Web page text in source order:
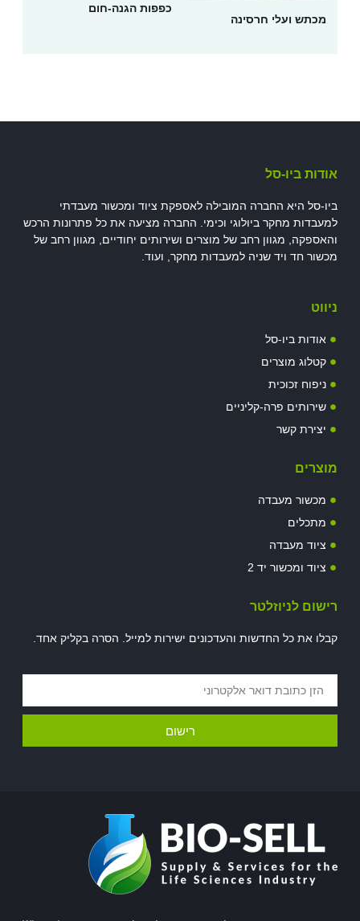
מכתש ועלי חרסינה
כפפות הגנה-חום
אודות ביו-סל
ביו-סל היא החברה המובילה לאספקת ציוד ומכשור מעבדתי
למעבדות מחקר ביולוגי וכימי. החברה מציעה את כל פתרונות הרכש
והאספקה, מגוון רחב של מוצרים ושירותים יחודיים, מגוון רחב של
מכשור חד ויד שניה למעבדות מחקר, ועוד.
ניווט
אודות ביו-סל
קטלוג מוצרים
ניפוח זכוכית
שירותים פרה-קליניים
יצירת קשר
מוצרים
מכשור מעבדה
מתכלים
ציוד מעבדה
ציוד ומכשור יד 2
רישום לניוזלטר
קבלו את כל החדשות והעדכונים ישירות למייל. הסרה בקליק אחד.
רישום